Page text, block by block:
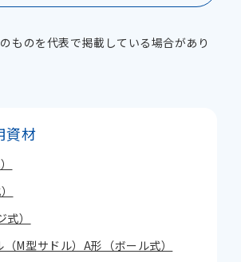
ものを代表で掲載している場合があり
資材
）
M型サドル）A形（ボール式）